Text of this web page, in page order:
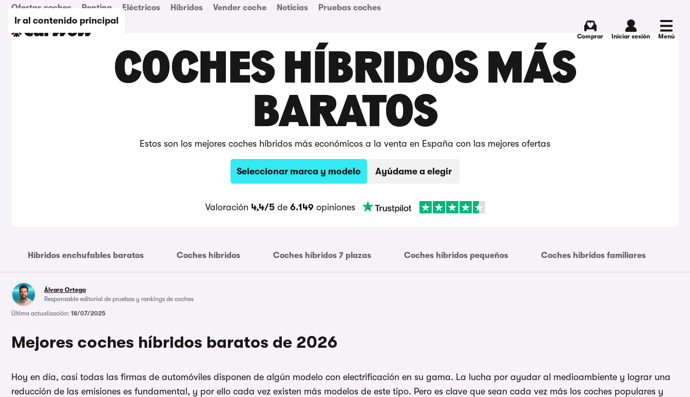
Ir al contenido principal
Ofertas coches Renting Eléctricos Híbridos Vender coche Noticias Pruebas coches
Comprar Iniciar sesión Menú
COCHES HÍBRIDOS MÁS
BARATOS
Estos son los mejores coches híbridos más económicos a la venta en España con las mejores ofertas
Seleccionar marca y modelo Ayúdame a elegir
Valoración 4,4/5de 6.149opiniones
Híbridos enchufables baratos Coches híbridos Coches híbridos 7 plazas Coches híbridos pequeños Coches híbridos familiares
Álvaro Ortega
Responsable editorial de pruebas y rankings de coches
Última actualización: 18/07/2025
Mejores coches híbridos baratos de 2026
Hoy en día, casi todas las firmas de automóviles disponen de algún modelo con electrificación en su gama. La lucha por ayudar al medioambiente y lograr una
reducción de las emisiones es fundamental, y por ello cada vez existen más modelos de este tipo. Pero es clave que sean cada vez más los coches populares y